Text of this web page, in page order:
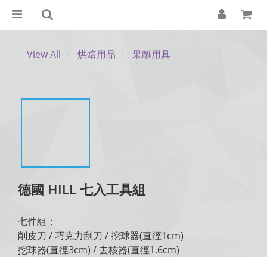
View All 烘焙用品 果雕用具
德國 HILL 七入工具組
七件組：
削皮刀 / 巧克力刮刀 / 挖球器(直徑1cm)
挖球器(直徑3cm) / 去核器(直徑1.6cm)